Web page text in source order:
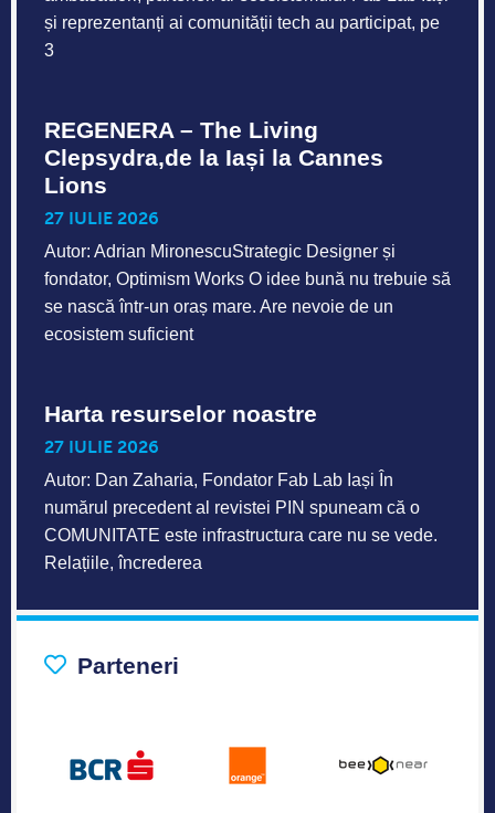
și reprezentanți ai comunității tech au participat, pe
3
REGENERA – The Living
Clepsydra,de la Iași la Cannes
Lions
27 IULIE 2026
Autor: Adrian MironescuStrategic Designer și
fondator, Optimism Works O idee bună nu trebuie să
se nască într-un oraș mare. Are nevoie de un
ecosistem suficient
Harta resurselor noastre
27 IULIE 2026
Autor: Dan Zaharia, Fondator Fab Lab Iași În
numărul precedent al revistei PIN spuneam că o
COMUNITATE este infrastructura care nu se vede.
Relațiile, încrederea
Parteneri